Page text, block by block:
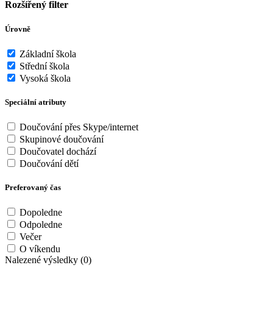
Rozšířený filter
Úrovně
Základní škola
Střední škola
Vysoká škola
Speciální atributy
Doučování přes Skype/internet
Skupinové doučování
Doučovatel dochází
Doučování dětí
Preferovaný čas
Dopoledne
Odpoledne
Večer
O víkendu
Nalezené výsledky (0)